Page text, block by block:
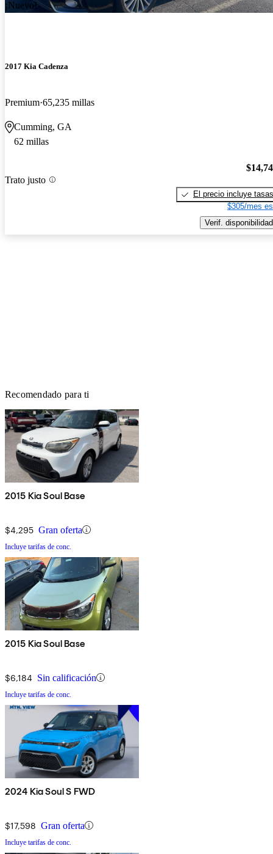
¡Nuevo!
2017 Kia Cadenza
Premium 65,235 millas
Cumming, GA
62 millas
Trato justo
El precio incluye tasas
$305/mes
Verif. disponibilidad
Recomendado para ti
2015 Kia Soul Base
$4,295 Gran oferta
Incluye tarifas de conc.
2015 Kia Soul Base
$6,184 Sin calificación
Incluye tarifas de conc.
2024 Kia Soul S FWD
$17,598 Gran oferta
Incluye tarifas de conc.